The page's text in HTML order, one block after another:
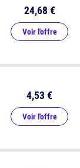
24,68 €
Voir l'offre
4,53 €
Voir l'offre